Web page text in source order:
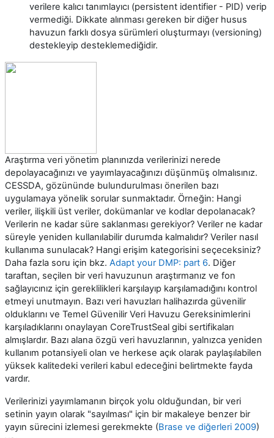
verilere kalıcı tanımlayıcı (persistent identifier - PID) verip
vermediği. Dikkate alınması gereken bir diğer husus
havuzun farklı dosya sürümleri oluşturmayı (versioning)
destekleyip desteklemediğidir.
Araştırma veri yönetim planınızda verilerinizi nerede
depolayacağınızı ve yayımlayacağınızı düşünmüş olmalısınız.
CESSDA, gözününde bulundurulması önerilen bazı
uygulamaya yönelik sorular sunmaktadır. Örneğin: Hangi
veriler, ilişkili üst veriler, dokümanlar ve kodlar depolanacak?
Verilerin ne kadar süre saklanması gerekiyor? Veriler ne kadar
süreyle yeniden kullanılabilir durumda kalmalıdır? Veriler nasıl
kullanıma sunulacak? Hangi erişim kategorisini seçeceksiniz?
Daha fazla soru için bkz. Adapt your DMP: part 6. Diğer
taraftan, seçilen bir veri havuzunun araştırmanız ve fon
sağlayıcınız için gereklilikleri karşılayıp karşılamadığını kontrol
etmeyi unutmayın. Bazı veri havuzları halihazırda güvenilir
olduklarını ve Temel Güvenilir Veri Havuzu Gereksinimlerini
karşıladıklarını onaylayan CoreTrustSeal gibi sertifikaları
almışlardır. Bazı alana özgü veri havuzlarının, yalnızca yeniden
kullanım potansiyeli olan ve herkese açık olarak paylaşılabilen
yüksek kalitedeki verileri kabul edeceğini belirtmekte fayda
vardır.
Verilerinizi yayımlamanın birçok yolu olduğundan, bir veri
setinin yayın olarak "sayılması" için bir makaleye benzer bir
yayın sürecini izlemesi gerekmekte (Brase ve diğerleri 2009)